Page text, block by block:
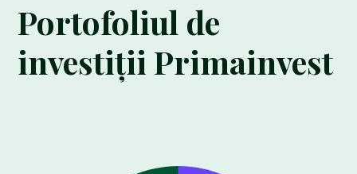
Portofoliul de
investiții Primainvest